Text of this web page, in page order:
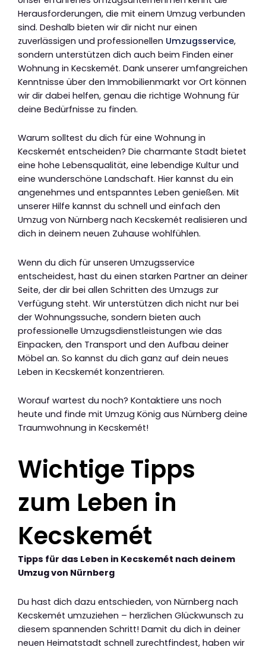
Herausforderungen, die mit einem Umzug verbunden
sind. Deshalb bieten wir dir nicht nur einen
zuverlässigen und professionellen Umzugsservice,
sondern unterstützen dich auch beim Finden einer
Wohnung in Kecskemét. Dank unserer umfangreichen
Kenntnisse über den Immobilienmarkt vor Ort können
wir dir dabei helfen, genau die richtige Wohnung für
deine Bedürfnisse zu finden.
Warum solltest du dich für eine Wohnung in
Kecskemét entscheiden? Die charmante Stadt bietet
eine hohe Lebensqualität, eine lebendige Kultur und
eine wunderschöne Landschaft. Hier kannst du ein
angenehmes und entspanntes Leben genießen. Mit
unserer Hilfe kannst du schnell und einfach den
Umzug von Nürnberg nach Kecskemét realisieren und
dich in deinem neuen Zuhause wohlfühlen.
Wenn du dich für unseren Umzugsservice
entscheidest, hast du einen starken Partner an deiner
Seite, der dir bei allen Schritten des Umzugs zur
Verfügung steht. Wir unterstützen dich nicht nur bei
der Wohnungssuche, sondern bieten auch
professionelle Umzugsdienstleistungen wie das
Einpacken, den Transport und den Aufbau deiner
Möbel an. So kannst du dich ganz auf dein neues
Leben in Kecskemét konzentrieren.
Worauf wartest du noch? Kontaktiere uns noch
heute und finde mit Umzug König aus Nürnberg deine
Traumwohnung in Kecskemét!
Wichtige Tipps
zum Leben in
Kecskemét
Tipps für das Leben in Kecskemét nach deinem
Umzug von Nürnberg
Du hast dich dazu entschieden, von Nürnberg nach
Kecskemét umzuziehen – herzlichen Glückwunsch zu
diesem spannenden Schritt! Damit du dich in deiner
neuen Heimatstadt schnell zurechtfindest, haben wir